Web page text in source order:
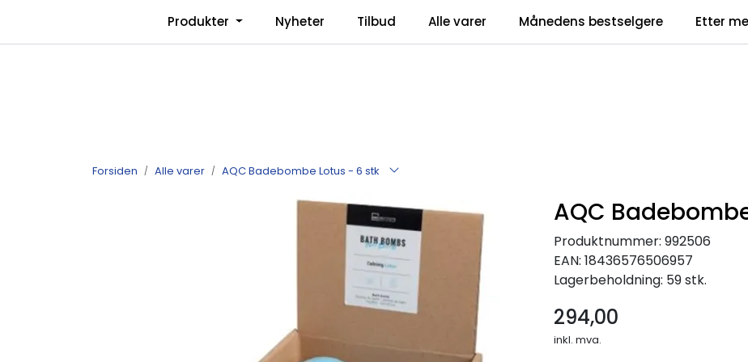
Facebook | Instagram
Produkter Nyheter Tilbud Alle varer Månedens bestselgere Etter
Forsiden Alle varer AQC Badebombe Lotus - 6 stk
AQC
Produktnummer: 992506
EAN: 18436576506957
Lagerbeholdning: 59 stk.
294,00
inkl. mva.